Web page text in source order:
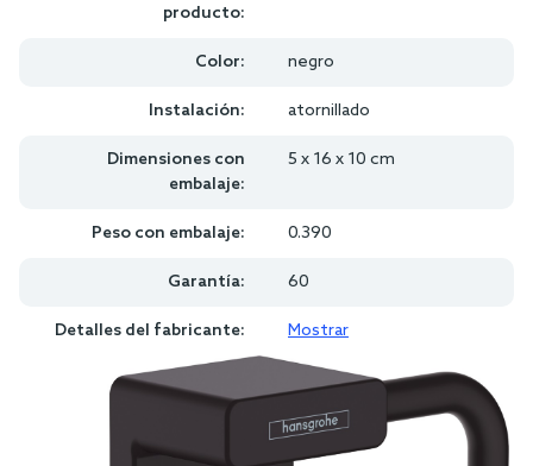
producto:
Color: negro
Instalación: atornillado
Dimensiones con
embalaje:
5 x 16 x 10 cm
Peso con embalaje: 0.390
Garantía: 60
Detalles del fabricante: Mostrar